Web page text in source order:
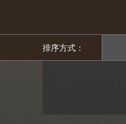
排序方式：